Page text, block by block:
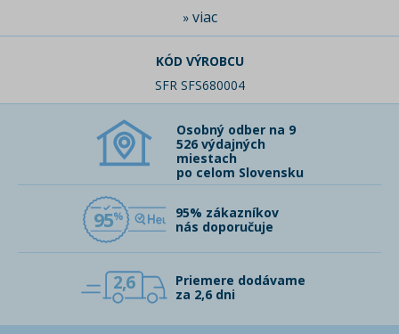
» viac
KÓD VÝROBCU
SFR SFS680004
Osobný odber na 9
526 výdajných
miestach
po celom Slovensku
95
95% zákazníkov
nás doporučuje
2,6
Priemere dodávame
za 2,6 dni